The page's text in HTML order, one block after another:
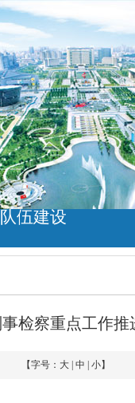
队伍建设
检察重点工作推
【字号： 大 中 小】